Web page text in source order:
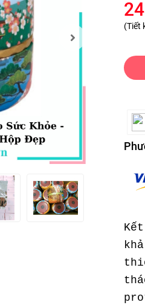
(Tiết